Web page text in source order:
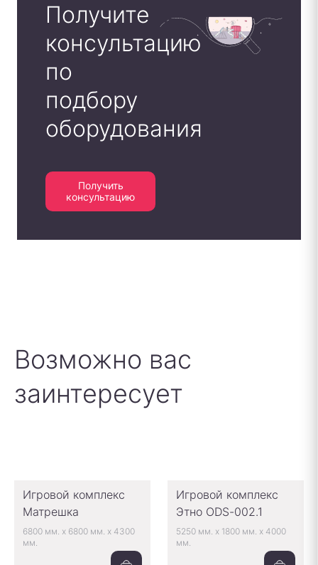
Получите
консультацию
по
подбору
оборудования
Получить
консультацию
Возможно вас
заинтересует
Игровой комплекс
Матрешка
6800 мм. x 6800 мм. x 4300
мм.
Игровой комплекс
Этно ODS-002.1
5250 мм. x 1800 мм. x 4000
мм.